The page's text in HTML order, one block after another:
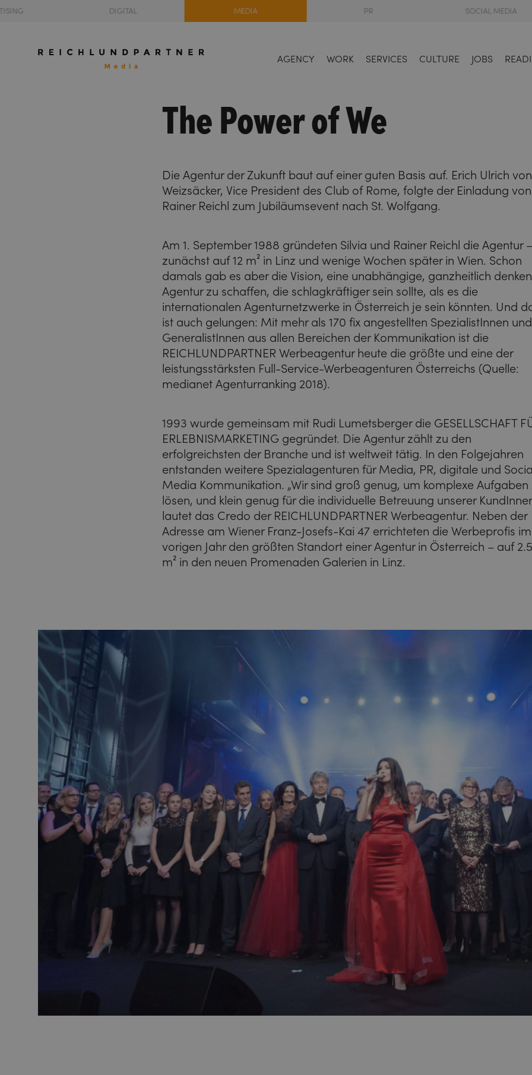
DIGITAL MEDIA PR SOCIAL MEDIA
AGENCY WORK SERVICES CULTURE JOBS
The Power of We
Die Agentur der Zukunft baut auf einer guten Basis auf. Erich Ulrich von
Weizsäcker, Vice President des Club of Rome, folgte der Einladung von
Rainer Reichl zum Jubiläumsevent nach St. Wolfgang.
Am 1. September 1988 gründeten Silvia und Rainer Reichl die Agentur
zunächst auf 12 m² in Linz und wenige Wochen später in Wien. Schon
damals gab es aber die Vision, eine unabhängige, ganzheitlich
Agentur zu schaffen, die schlagkräftiger sein sollte, als es die
internationalen Agenturnetzwerke in Österreich je sein könnten. Und
ist auch gelungen: Mit mehr als 170 fix angestellten SpezialistInnen und
GeneralistInnen aus allen Bereichen der Kommunikation ist die
REICHLUNDPARTNER Werbeagentur heute die größte und eine der
leistungsstärksten Full-Service-Werbeagenturen Österreichs (Quelle:
medianet Agenturranking 2018).
1993 wurde gemeinsam mit Rudi Lumetsberger die GESELLSCHAFT
ERLEBNISMARKETING gegründet. Die Agentur zählt zu den
erfolgreichsten der Branche und ist weltweit tätig. In den Folgejahren
entstanden weitere Spezialagenturen für Media, PR, digitale und
Media Kommunikation. „Wir sind groß genug, um komplexe Aufgaben
lösen, und klein genug für die individuelle Betreuung unserer
lautet das Credo der REICHLUNDPARTNER Werbeagentur. Neben der
Adresse am Wiener Franz-Josefs-Kai 47 errichteten die Werbeprofis im
vorigen Jahr den größten Standort einer Agentur in Österreich – auf
m² in den neuen Promenaden Galerien in Linz.